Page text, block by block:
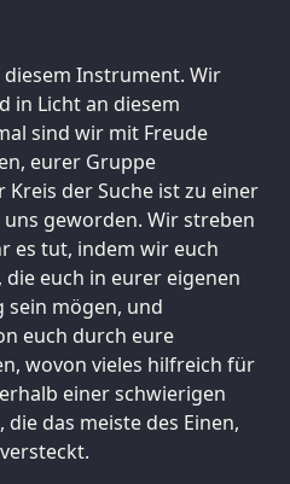
diesem Instrument. Wir
in Licht an diesem
sind wir mit Freude
eurer Gruppe
der Suche ist zu einer
geworden. Wir streben
es tut, indem wir euch
euch in eurer eigenen
sein mögen, und
euch durch eure
wovon vieles hilfreich für
einer schwierigen
das meiste des Einen,